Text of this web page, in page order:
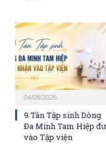
04/08/2026
9 Tân Tập sinh Dòng
Đa Minh Tam Hiệp
vào Tập viện